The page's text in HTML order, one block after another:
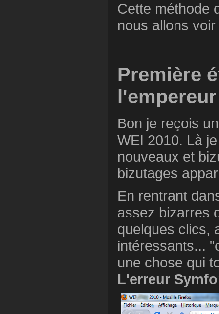
Cette méthode
nous allons
Première
l'empereur
Bon je reçois
WEI 2010. Là
nouveaux et
bizutages
En rentrant
assez bizarres
quelques clics,
intéressants...
une chose qui
L'erreur